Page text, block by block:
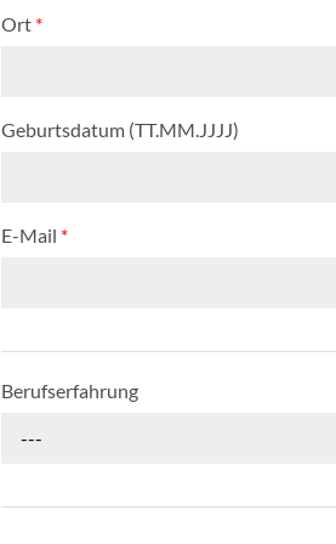
Ort *
Geburtsdatum (TT.MM.JJJJ)
E-Mail *
Berufserfahrung
---